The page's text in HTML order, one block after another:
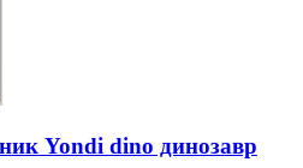
Yondi dino динозавр